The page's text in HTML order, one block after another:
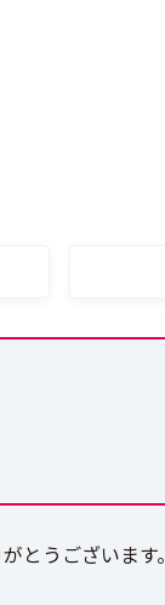
とうございます。